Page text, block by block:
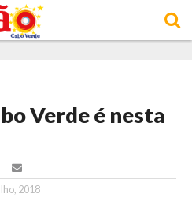
Verde é nesta
2018